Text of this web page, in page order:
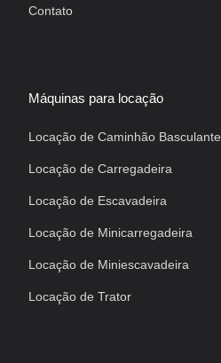
Contato
Máquinas para locação
Locação de Caminhão Basculante
Locação de Carregadeira
Locação de Escavadeira
Locação de Minicarregadeira
Locação de Miniescavadeira
Locação de Trator